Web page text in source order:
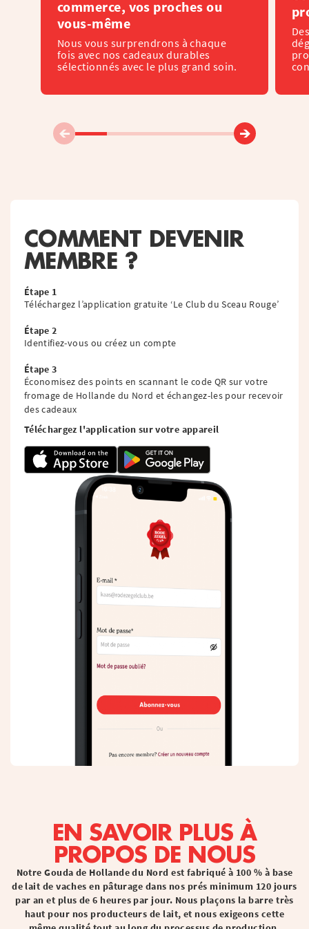
commerce, vos proches ou
vous-même
Nous vous surprendrons à chaque
fois avec nos cadeaux durables
sélectionnés avec le plus grand soin.
COMMENT DEVENIR
MEMBRE ?
Étape 1
Téléchargez l’application gratuite ‘Le Club du Sceau Rouge’
Étape 2
Identifiez-vous ou créez un compte
Étape 3
Économisez des points en scannant le code QR sur votre
fromage de Hollande du Nord et échangez-les pour recevoir
des cadeaux
Téléchargez l'application sur votre appareil
EN SAVOIR PLUS À
PROPOS DE NOUS
Notre Gouda de Hollande du Nord est fabriqué à 100 % à base
de lait de vaches en pâturage dans nos prés minimum 120 jours
par an et plus de 6 heures par jour. Nous plaçons la barre très
haut pour nos producteurs de lait, et nous exigeons cette